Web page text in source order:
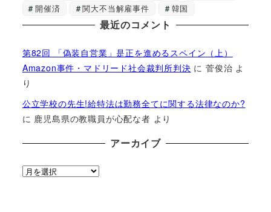
開催済
関大不当解雇事件 韓国
最近のコメント
第82回 「偽装自営業」是正を進めるスペイン（上）
Amazon事件・マドリード社会裁判所判決 に菅俊治 よ
り
公立学校の先生!給特法は勤務全てに関する法律なのか?
に 鹿児島県の教職員が心配な者 より
アーカイブ
ア